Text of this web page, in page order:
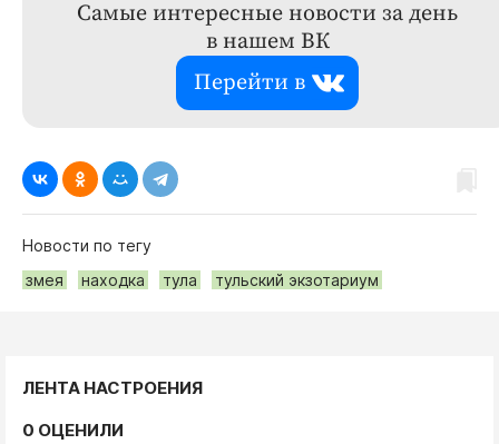
Самые интересные новости за день
в нашем ВК
Перейти в
Новости по тегу
змея
находка тула тульский экзотариум
ЛЕНТА НАСТРОЕНИЯ
0 ОЦЕНИЛИ